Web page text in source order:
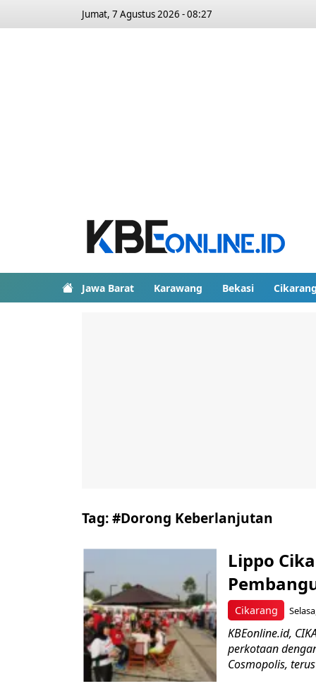
Jumat, 7 Agustus 2026 - 08:27
Jawa Barat Karawang Bekasi
Tag:#Dorong Keberlanjutan
Cikarang
Lippo
KBEonline.id,
perkotaan
Cosmopolis,